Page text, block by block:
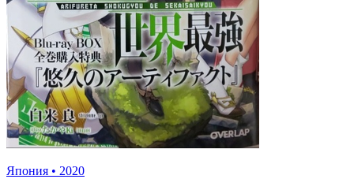
Япония • 2020